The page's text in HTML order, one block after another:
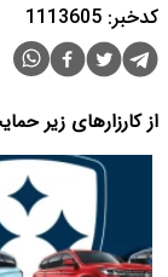
کدخبر: 1113605
از کارزارهای زیر